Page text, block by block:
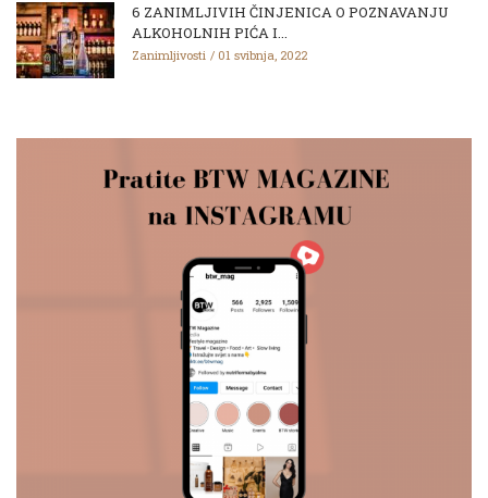
6 ZANIMLJIVIH ČINJENICA O POZNAVANJU
ALKOHOLNIH PIĆA I...
Zanimljivosti 01 svibnja, 2022